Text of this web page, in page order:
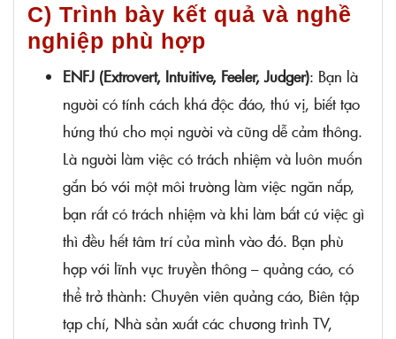
C) Trình bày kết quả và nghề
nghiệp phù hợp
ENFJ (Extrovert, Intuitive, Feeler, Judger): Bạn là
người có tính cách khá độc đáo, thú vị, biết tạo
hứng thú cho mọi người và cũng dễ cảm thông.
Là người làm việc có trách nhiệm và luôn muốn
gắn bó với một môi trường làm việc ngăn nắp,
bạn rất có trách nhiệm và khi làm bất cứ việc gì
thì đều hết tâm trí của mình vào đó. Bạn phù
hợp với lĩnh vực truyền thông – quảng cáo, có
thể trở thành: Chuyên viên quảng cáo, Biên tập
tạp chí, Nhà sản xuất các chương trình TV,